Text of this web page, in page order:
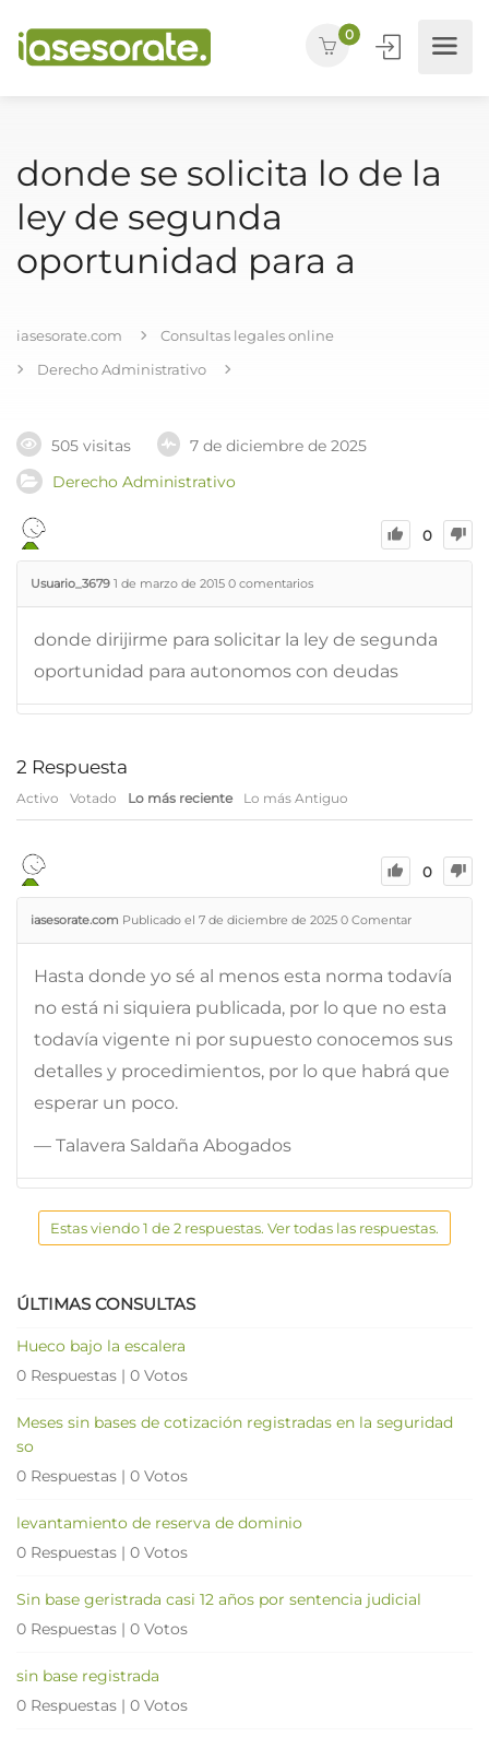
0
donde se solicita lo de la
ley de segunda
oportunidad para a
iasesorate.com
Consultas legales online
Derecho Administrativo
505 visitas
7 de diciembre de 2025
Derecho Administrativo
0
Usuario_3679 1 de marzo de 2015 0 comentarios
donde dirijirme para solicitar la ley de segunda
oportunidad para autonomos con deudas
2 Respuesta
Activo Votado Lo más reciente Lo más Antiguo
0
iasesorate.com Publicado el 7 de diciembre de 2025 0 Comentar
Hasta donde yo sé al menos esta norma todavía
no está ni siquiera publicada, por lo que no esta
todavía vigente ni por supuesto conocemos sus
detalles y procedimientos, por lo que habrá que
esperar un poco.
— Talavera Saldaña Abogados
Estas viendo 1 de 2 respuestas. Ver todas las respuestas.
ÚLTIMAS CONSULTAS
Hueco bajo la escalera
0 Respuestas | 0 Votos
Meses sin bases de cotización registradas en la seguridad
so
0 Respuestas | 0 Votos
levantamiento de reserva de dominio
0 Respuestas | 0 Votos
Sin base geristrada casi 12 años por sentencia judicial
0 Respuestas | 0 Votos
sin base registrada
0 Respuestas | 0 Votos